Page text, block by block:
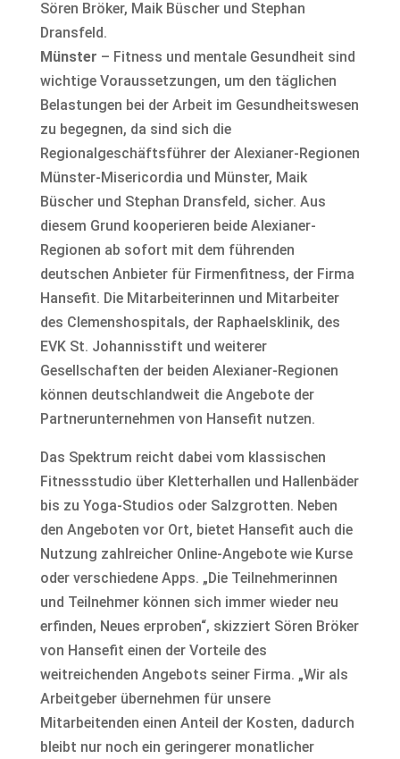
Sören Bröker, Maik Büscher und Stephan
Dransfeld.
Münster – Fitness und mentale Gesundheit sind
wichtige Voraussetzungen, um den täglichen
Belastungen bei der Arbeit im Gesundheitswesen
zu begegnen, da sind sich die
Regionalgeschäftsführer der Alexianer-Regionen
Münster-Misericordia und Münster, Maik
Büscher und Stephan Dransfeld, sicher. Aus
diesem Grund kooperieren beide Alexianer-
Regionen ab sofort mit dem führenden
deutschen Anbieter für Firmenfitness, der Firma
Hansefit. Die Mitarbeiterinnen und Mitarbeiter
des Clemenshospitals, der Raphaelsklinik, des
EVK St. Johannisstift und weiterer
Gesellschaften der beiden Alexianer-Regionen
können deutschlandweit die Angebote der
Partnerunternehmen von Hansefit nutzen.
Das Spektrum reicht dabei vom klassischen
Fitnessstudio über Kletterhallen und Hallenbäder
bis zu Yoga-Studios oder Salzgrotten. Neben
den Angeboten vor Ort, bietet Hansefit auch die
Nutzung zahlreicher Online-Angebote wie Kurse
oder verschiedene Apps. „Die Teilnehmerinnen
und Teilnehmer können sich immer wieder neu
erfinden, Neues erproben“, skizziert Sören Bröker
von Hansefit einen der Vorteile des
weitreichenden Angebots seiner Firma. „Wir als
Arbeitgeber übernehmen für unsere
Mitarbeitenden einen Anteil der Kosten, dadurch
bleibt nur noch ein geringerer monatlicher